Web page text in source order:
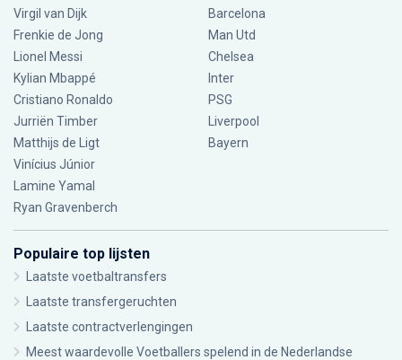
Virgil van Dijk
Frenkie de Jong
Lionel Messi
Kylian Mbappé
Cristiano Ronaldo
Jurriën Timber
Matthijs de Ligt
Vinícius Júnior
Lamine Yamal
Ryan Gravenberch
Barcelona
Man Utd
Chelsea
Inter
PSG
Liverpool
Bayern
Populaire top lijsten
Laatste voetbaltransfers
Laatste transfergeruchten
Laatste contractverlengingen
Meest waardevolle Voetballers spelend in de Nederlandse